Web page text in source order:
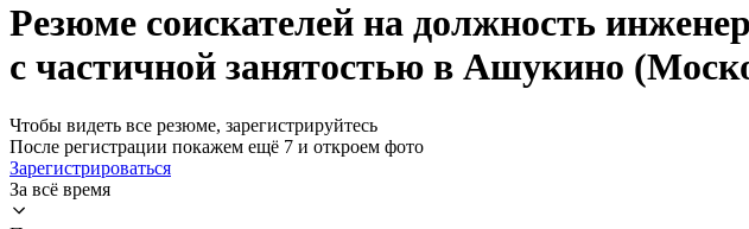
Резюме соискателей на должность
с частичной занятостью в Ашукино
Чтобы видеть все резюме, зарегистрируйтесь
После регистрации покажем ещё 7 и откроем фото
Зарегистрироваться
За всё время